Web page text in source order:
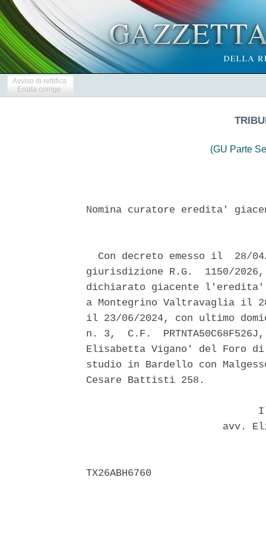
Avviso di rettifica
Errata corrige
(GU Parte
Nomina curatore eredita'
Con decreto emesso il  28/
giurisdizione R.G.  1150/
dichiarato giacente l'eredita'
a Montegrino Valtravaglia il
il 23/06/2024, con ultimo
n. 3,  C.F.
Elisabetta Vigano' del Foro di
studio in Bardello con
Cesare Battisti 258.
avv.